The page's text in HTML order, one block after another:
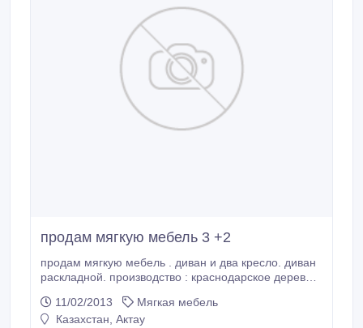
продам мягкую мебель 3 +2
продам мягкую мебель . диван и два кресло. диван
раскладной. производство : краснодарское дерево.
11/02/2013
Мягкая мебель
Казахстан, Актау